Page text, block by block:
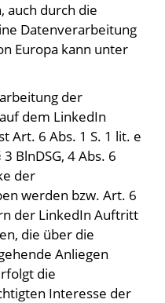
auch durch die
Datenverarbeitung
Europa kann unter
der
dem LinkedIn
Art. 6 Abs. 1 S. 1 lit. e
BlnDSG, 4 Abs. 6
der
werden bzw. Art. 6
der LinkedIn Auftritt
die über die
Anliegen
die
Interesse der